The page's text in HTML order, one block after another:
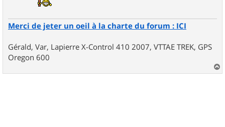
Merci de jeter un oeil à la charte du forum : ICI
Gérald, Var, Lapierre X-Control 410 2007, VTTAE TREK, GPS
Oregon 600
a